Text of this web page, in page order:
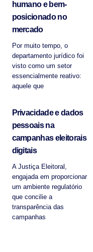
humano e bem-
posicionado no
mercado
Por muito tempo, o
departamento jurídico foi
visto como um setor
essencialmente reativo:
aquele que
Privacidade e dados
pessoais na
campanhas eleitorais
digitais
A Justiça Eleitoral,
engajada em proporcionar
um ambiente regulatório
que concilie a
transparência das
campanhas